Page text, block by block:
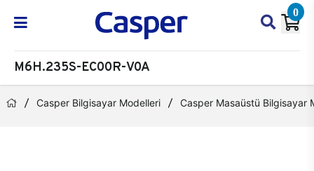
0
M6H.235S-EC00R-V0A
Casper Bilgisayar Modelleri Casper Masaüstü Bilgisayar